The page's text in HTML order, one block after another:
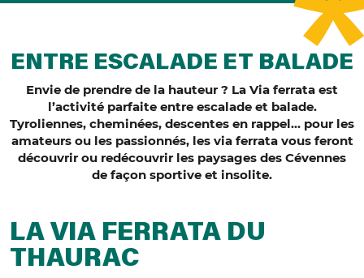
ENTRE ESCALADE ET BALADE
Envie de prendre de la hauteur ? La Via ferrata est
l’activité parfaite entre escalade et balade.
Tyroliennes, cheminées, descentes en rappel… pour les
amateurs ou les passionnés, les via ferrata vous feront
découvrir ou redécouvrir les paysages des Cévennes
de façon sportive et insolite.
LA VIA FERRATA DU
THAURAC